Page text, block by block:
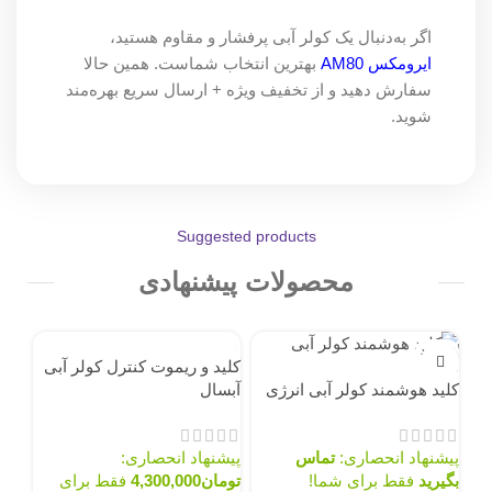
اگر به‌دنبال یک کولر آبی پرفشار و مقاوم هستید،
ایرومکس AM80
بهترین انتخاب شماست. همین حالا
سفارش دهید و از تخفیف ویژه + ارسال سریع بهره‌مند
شوید.
Suggested products
محصولات پیشنهادی
ناموجود
کلید هوشمند کولر آبی انرژی
پیشنهاد انحصاری:تماس
بگیرید فقط برای شما!
کلید و ریموت کنترل کولر آبی
آبسال
پیشنهاد انحصاری:
تومان4,300,000 فقط برای